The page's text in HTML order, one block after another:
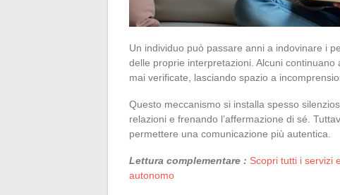
Un individuo può passare anni a indovinare i
delle proprie interpretazioni. Alcuni
mai verificate, lasciando spazio a
Questo meccanismo si installa spesso
relazioni e frenando l’affermazione di sé.
permettere una comunicazione più autentica.
Lettura complementare : Scopri tutti i servizi
autonomo